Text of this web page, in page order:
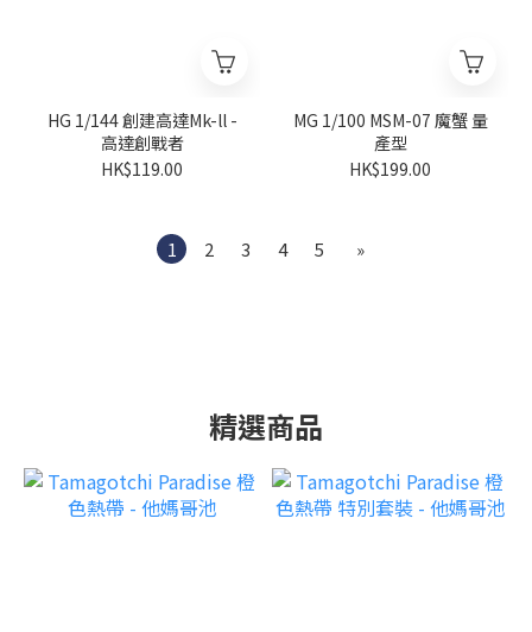
HG 1/144 創建高達Mk-ll -
高達創戰者
HK$119.00
MG 1/100 MSM-07 魔蟹 量
產型
HK$199.00
1 2 3 4 5 »
精選商品